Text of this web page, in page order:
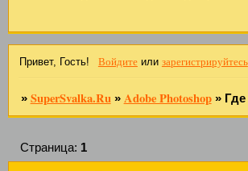
Привет, Гость! Войдитеили зарегистрируйтесь.
» SuperSvalka.Ru » Adobe Photoshop »
Страница: 1